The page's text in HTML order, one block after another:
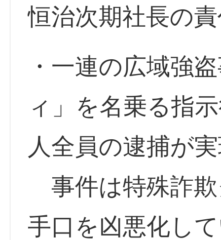
恒治次期社長の
・一連の広域強
ィ」を名乗る指
人全員の逮捕が
事件は特殊詐
手口を凶悪化し